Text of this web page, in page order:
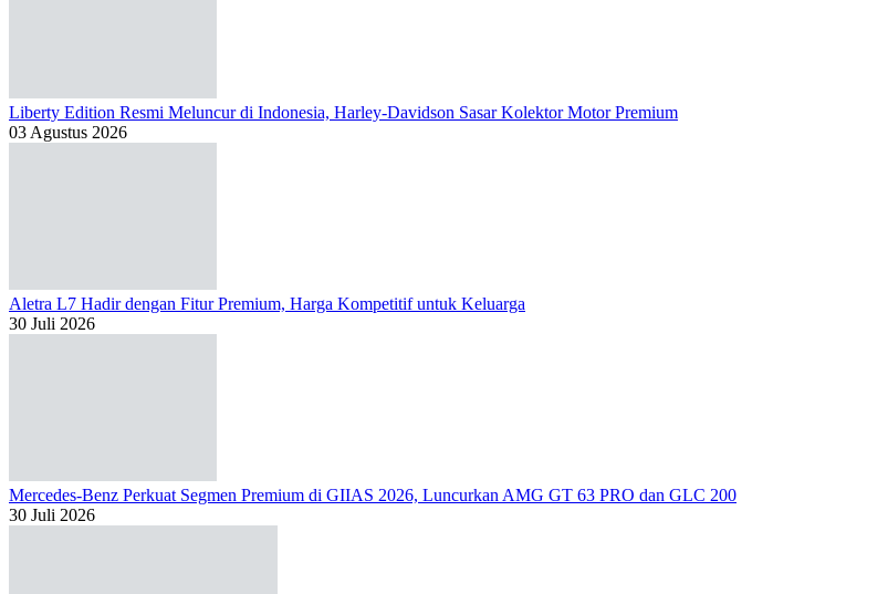
Liberty Edition Resmi Meluncur di Indonesia, Harley-Davidson Sasar Kolektor Motor Premium
03 Agustus 2026
Aletra L7 Hadir dengan Fitur Premium, Harga Kompetitif untuk Keluarga
30 Juli 2026
Mercedes-Benz Perkuat Segmen Premium di GIIAS 2026, Luncurkan AMG GT 63 PRO dan GLC 200
30 Juli 2026